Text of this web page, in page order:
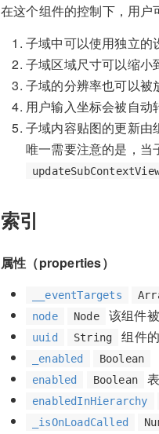
在这个组件的控制下，用户
子域中可以使用独立的
子域区域尺寸可以缩小
子域的分辨率也可以被
用户输入坐标会被自动
子域内容贴图的更新由
唯一需要注意的是，当
索引
属性（properties）
__eventTargets
node Node 该组件
uuid String 组件
_enabled
Boolean
enabled
Boolean
enabledInHierarchy
_isOnLoadCalled